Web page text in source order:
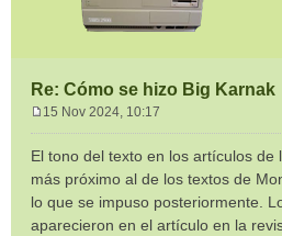
Re: Cómo se hizo Big Karnak
n
s
a
j
15 Nov 2024, 10:17
El tono del texto en los artículos de
más próximo al de los textos de
lo que se impuso posteriormente.
aparecieron en el artículo en la